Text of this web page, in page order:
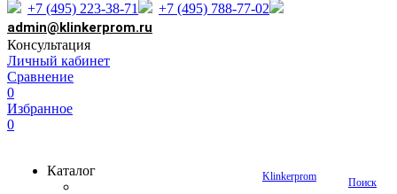
+7 (495) 223-38-71
+7 (495) 788-77-02
admin@klinkerprom.ru
Консультация
Личный кабинет
Сравнение
0
Избранное
0
Поиск
Klinkerprom
Каталог